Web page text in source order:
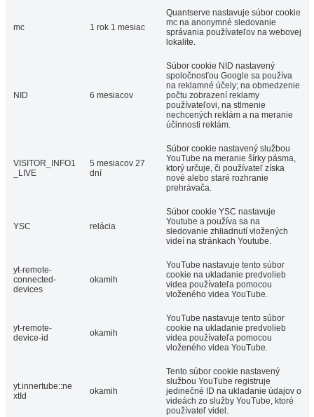
mc 1 rok 1 mesiac
Quantserve nastavuje súbor cookie
mc na anonymné sledovanie
správania používateľov na webovej
lokalite.
NID 6 mesiacov
Súbor cookie NID nastavený
spoločnosťou Google sa používa
na reklamné účely; na obmedzenie
počtu zobrazení reklamy
používateľovi, na stlmenie
nechcených reklám a na meranie
účinnosti reklám.
VISITOR_INFO1
_LIVE
5 mesiacov 27
dní
Súbor cookie nastavený službou
YouTube na meranie šírky pásma,
ktorý určuje, či používateľ získa
nové alebo staré rozhranie
prehrávača.
YSC relácia
Súbor cookie YSC nastavuje
Youtube a používa sa na
sledovanie zhliadnutí vložených
videí na stránkach Youtube.
yt-remote-
connected-
devices
okamih
YouTube nastavuje tento súbor
cookie na ukladanie predvolieb
videa používateľa pomocou
vloženého videa YouTube.
yt-remote-
device-id
okamih
YouTube nastavuje tento súbor
cookie na ukladanie predvolieb
videa používateľa pomocou
vloženého videa YouTube.
yt.innertube::ne
xtId
okamih
Tento súbor cookie nastavený
službou YouTube registruje
jedinečné ID na ukladanie údajov o
videách zo služby YouTube, ktoré
používateľ videl.